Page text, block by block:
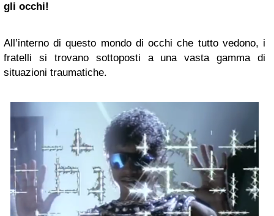
gli occhi!
All’interno di questo mondo di occhi che tutto vedono, i
fratelli si trovano sottoposti a una vasta gamma di
situazioni traumatiche.